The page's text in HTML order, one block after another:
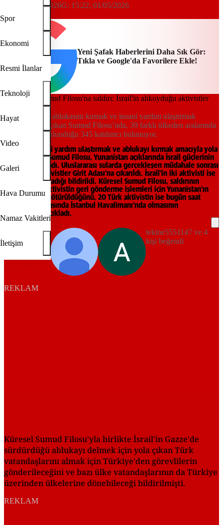
Spor
Ekonomi
Resmi İlanlar
Teknoloji
Hayat
Video
Galeri
Hava Durumu
Namaz Vakitleri
İletişim
11:19, 01/05/2026G: 15:22, 01/05/2026
Yeni Şafak Haberlerini Daha Sık Gör:
Tıkla ve Google'da Favorilere Ekle!
İsrail’in Gazze ablukasını kırmak ve insani yardım ulaştırmak
amacıyla yola çıkan Sumud Filosu’nda, 39 farklı ülkeden aralarında
Türklerin de bulunduğu 345 katılımcı bulunuyor.
Gazze’ye insani yardım ulaştırmak ve ablukayı kırmak amacıyla yola
çıkan Küresel Sumud Filosu, Yunanistan açıklarında İsrail güçlerinin
saldırısına uğradı. Uluslararası sularda gerçekleşen müdahale sonrası
alıkonulan aktivistler Girit Adası’na çıkarıldı. İsrail’in iki aktivisti ise
serbest bırakmadığı bildirildi. Küresel Sumud Filosu, saldırının
ardından 175 aktivistin geri gönderme işlemleri için Yunanistan’ın
Girit Adası’na götürüldüğünü, 20 Türk aktivistin ise bugün saat
17.00-18.00 arasında İstanbul Havalimanı’nda olmasının
beklendiğini açıkladı.
tekine5551147 ve 4
kişi beğendi
REKLAM
Küresel Sumud Filosu'yla birlikte İsrail'in Gazze'de
sürdürdüğü ablukayı delmek için yola çıkan Türk
vatandaşlarını almak için Türkiye'den görevlilerin
gönderileceğini ve bazı ülke vatandaşlarının da Türkiye
üzerinden ülkelerine dönebileceği bildirilmişti.
REKLAM